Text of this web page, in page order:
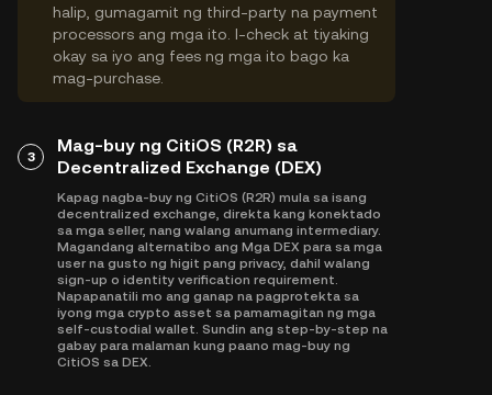
halip, gumagamit ng third-party na payment
processors ang mga ito. I-check at tiyaking
okay sa iyo ang fees ng mga ito bago ka
mag-purchase.
3
Mag-buy ng CitiOS (R2R) sa
Decentralized Exchange (DEX)
Kapag nagba-buy ng CitiOS (R2R) mula sa isang
decentralized exchange, direkta kang konektado
sa mga seller, nang walang anumang intermediary.
Magandang alternatibo ang Mga DEX para sa mga
user na gusto ng higit pang privacy, dahil walang
sign-up o identity verification requirement.
Napapanatili mo ang ganap na pagprotekta sa
iyong mga crypto asset sa pamamagitan ng mga
self-custodial wallet. Sundin ang step-by-step na
gabay para malaman kung paano mag-buy ng
CitiOS sa DEX.